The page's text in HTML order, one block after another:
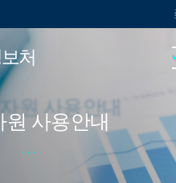
처
원 사용안내